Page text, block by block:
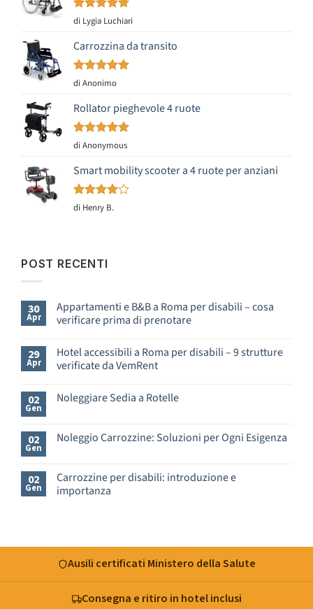
Valutato5
di Lygia Luchiari
Carrozzina da transito
Valutato5
di Anonimo
Rollator pieghevole 4 ruote
Valutato5
di Anonymous
Smart mobility scooter a 4 ruote per anziani
Valutato
di Henry B.
POST RECENTI
30
Apr
Appartamenti e B&B a Roma per disabili – cosa
verificare prima di prenotare
commento
su
Appartamenti
a
–
prima
di
prenotare
29
Apr
Hotel accessibili a Roma per disabili – 9 strutture
verificate da VemRent
commento
su
a
Roma
–
9
strutture
02
Gen
Noleggiare Sedia a Rotelle
su
Noleggiare
Rotelle
02
Gen
Noleggio Carrozzine: Soluzioni per Ogni Esigenza
su
Noleggio
Carrozzine:
02
Gen
Carrozzine per disabili: introduzione e
importanza
per
disabili:
introduzione
e
Ausili certificati Ministero della Salute
Consegna e ritiro in hotel inclusi